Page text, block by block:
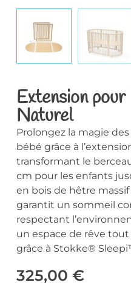
Extension
Naturel
Prolongez la magie
bébé grâce à
transformant le
cm pour les enfants
en bois de hêtre
garantit un sommeil
respectant
un espace de rêve
grâce à Stokke®
325,00 €